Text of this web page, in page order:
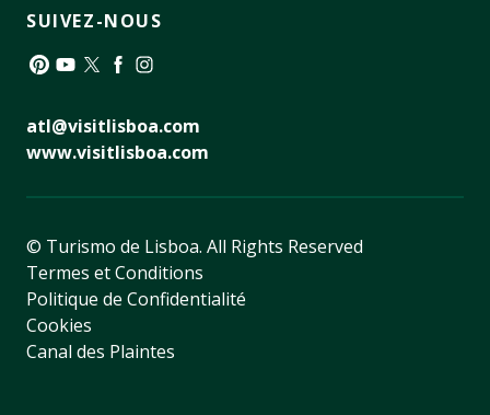
SUIVEZ-NOUS
atl@visitlisboa.com
www.visitlisboa.com
© Turismo de Lisboa. All Rights Reserved
Termes et Conditions
Politique de Confidentialité
Cookies
Canal des Plaintes